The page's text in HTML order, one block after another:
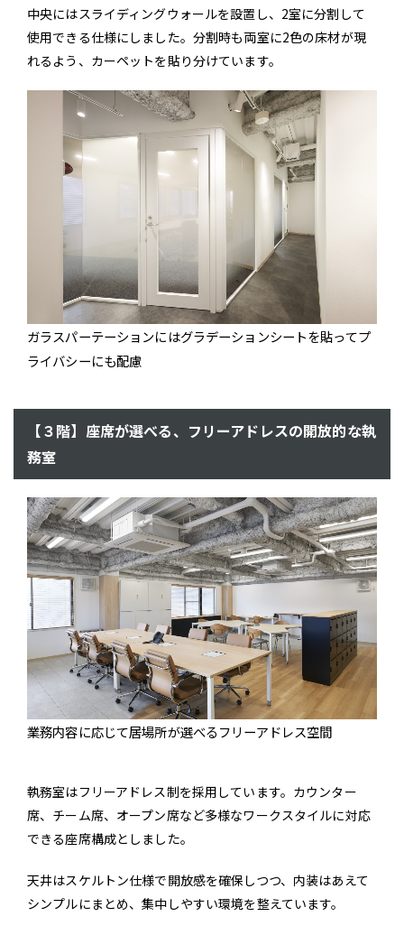
中央にはスライディングウォールを設置し、2室に分割して
使用できる仕様にしました。分割時も両室に2色の床材が現
れるよう、カーペットを貼り分けています。
ガラスパーテーションにはグラデーションシートを貼ってプ
ライバシーにも配慮
【３階】座席が選べる、フリーアドレスの開放的な執
務室
業務内容に応じて居場所が選べるフリーアドレス空間
執務室はフリーアドレス制を採用しています。カウンター
席、チーム席、オープン席など多様なワークスタイルに対応
できる座席構成としました。
天井はスケルトン仕様で開放感を確保しつつ、内装はあえて
シンプルにまとめ、集中しやすい環境を整えています。